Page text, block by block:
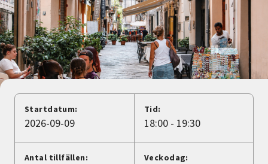
Starta studiecirkel
Cirkelledare
Nyheter
Avdelningar
Lyssna
Startdatum:
2026-09-09
Tid:
18:00 - 19:30
Antal tillfällen: Veckodag: